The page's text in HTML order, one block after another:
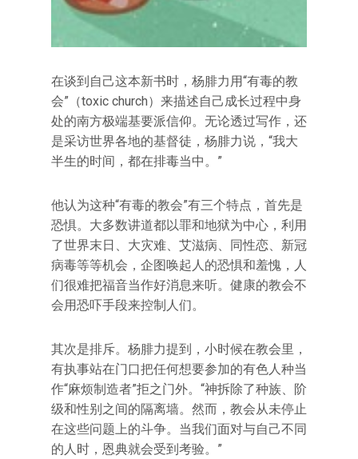
在谈到自己这本新书时，杨腓力用“有毒的教
会”（toxic church）来描述自己成长过程中身
处的南方极端基要派信仰。无论透过写作，还
是采访世界各地的基督徒，杨腓力说，“我大
半生的时间，都在排毒当中。”
他认为这种“有毒的教会”有三个特点，首先是
恐惧。大多数讲道都以罪和地狱为中心，利用
了世界末日、大灾难、艾滋病、同性恋、新冠
病毒等等机会，企图唤起人的恐惧和羞愧，人
们很难把福音当作好消息来听。健康的教会不
会用恐吓手段来控制人们。
其次是排斥。杨腓力提到，小时候在教会里，
有执事站在门口把任何想要参加的有色人种当
作“麻烦制造者”拒之门外。“神拆除了种族、阶
级和性别之间的隔离墙。然而，教会从未停止
在这些问题上的斗争。当我们面对与自己不同
的人时，恩典就会受到考验。”